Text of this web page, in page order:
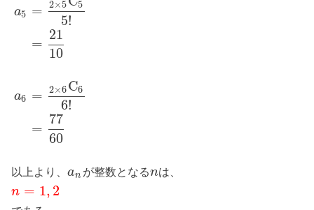
a5
a6
= 2×5 5
5!
=
21
10
= 2×6C6
6!
=
77
60
以上より、an が整数となるnは、
n = 1, 2